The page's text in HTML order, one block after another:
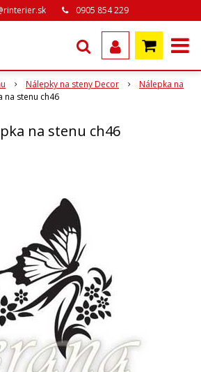
0905 854 229
Nálepky na steny Decor
Nálepka na
na stenu ch46
na stenu ch46